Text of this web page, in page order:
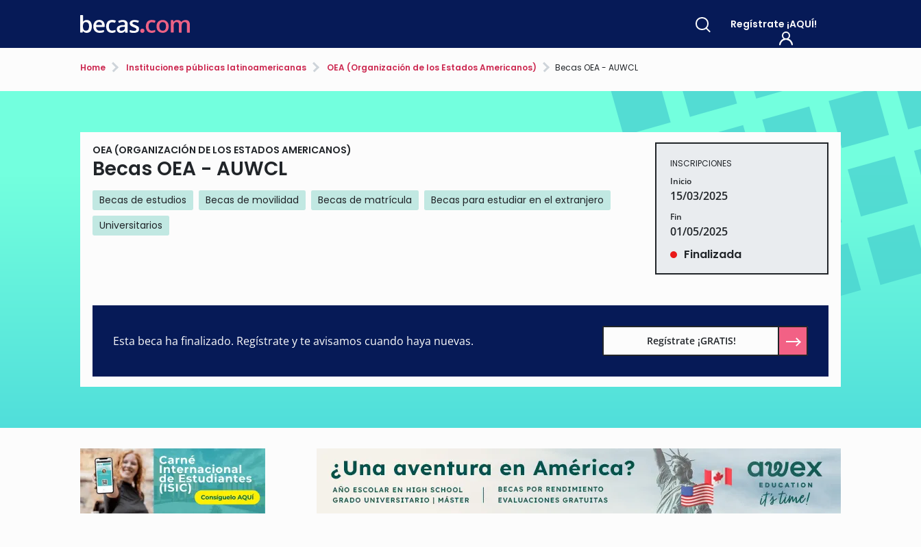
Regístrate ¡AQUÍ!
Home Instituciones públicas latinoamericanas OEA (Organización de los Estados Americanos) Becas OEA - AUWCL
OEA (ORGANIZACIÓN DE LOS ESTADOS AMERICANOS)
Becas OEA - AUWCL
Becas de estudios Becas de movilidad Becas de matrícula
Becas para estudiar en el extranjero
Universitarios
INSCRIPCIONES
Inicio
15/03/2025
Fin
01/05/2025
Finalizada
Esta beca ha finalizado. Regístrate y te avisamos cuando haya nuevas. Regístrate ¡GRATIS!